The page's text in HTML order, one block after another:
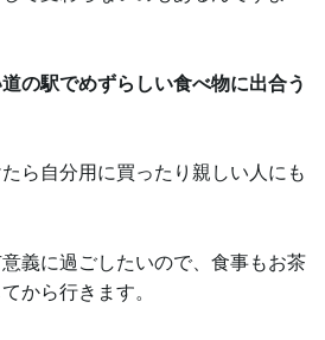
の駅でめずらしい食べ物に出合う
ら自分用に買ったり親しい人にも
義に過ごしたいので、食事もお茶
から行きます。